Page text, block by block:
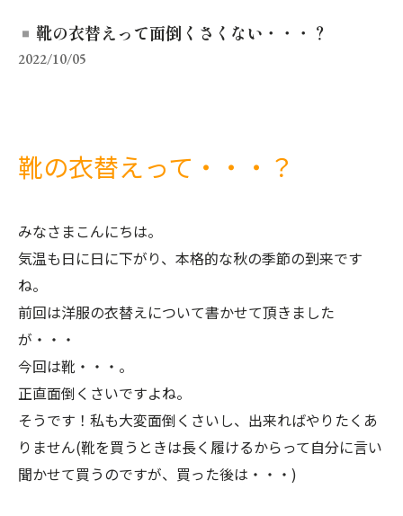
靴の衣替えって面倒くさくない・・・？
2022/10/05
靴の衣替えって・・・？
みなさまこんにちは。
気温も日に日に下がり、本格的な秋の季節の到来です
ね。
前回は洋服の衣替えについて書かせて頂きました
が・・・
今回は靴・・・。
正直面倒くさいですよね。
そうです！私も大変面倒くさいし、出来ればやりたくあ
りません(靴を買うときは長く履けるからって自分に言い
聞かせて買うのですが、買った後は・・・ )